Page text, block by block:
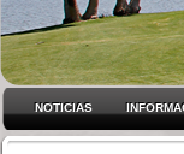
NOTICIAS